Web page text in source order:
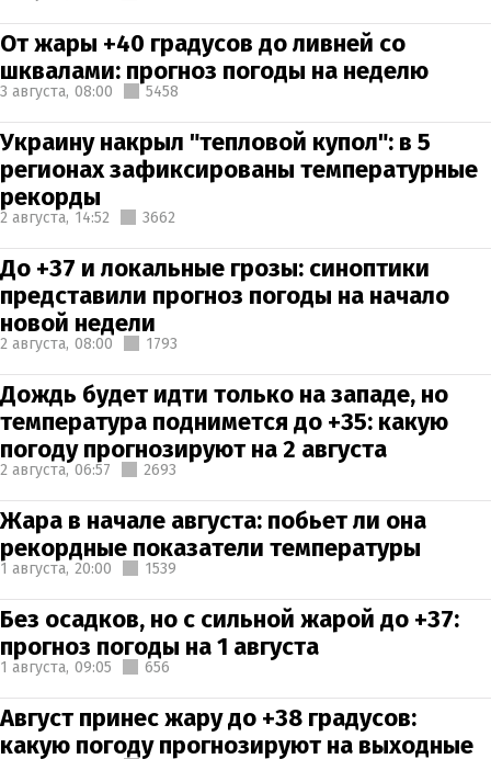
От жары +40 градусов до ливней со
шквалами: прогноз погоды на неделю
3 августа, 08:00 5458
Украину накрыл "тепловой купол": в 5
регионах зафиксированы температурные
рекорды
2 августа, 14:52 3662
До +37 и локальные грозы: синоптики
представили прогноз погоды на начало
новой недели
2 августа, 08:00 1793
Дождь будет идти только на западе, но
температура поднимется до +35: какую
погоду прогнозируют на 2 августа
2 августа, 06:57 2693
Жара в начале августа: побьет ли она
рекордные показатели температуры
1 августа, 20:00 1539
Без осадков, но с сильной жарой до +37:
прогноз погоды на 1 августа
1 августа, 09:05 656
Август принес жару до +38 градусов:
какую погоду прогнозируют на выходные